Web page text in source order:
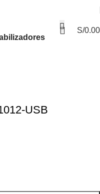
S/0.00
USB